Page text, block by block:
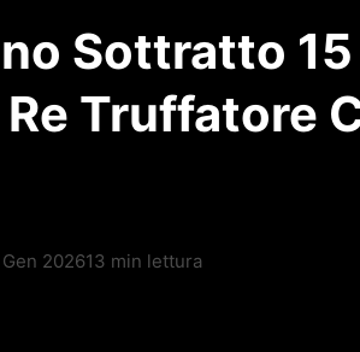
Sottratto
Truffatore
Gen 202613 min lettura